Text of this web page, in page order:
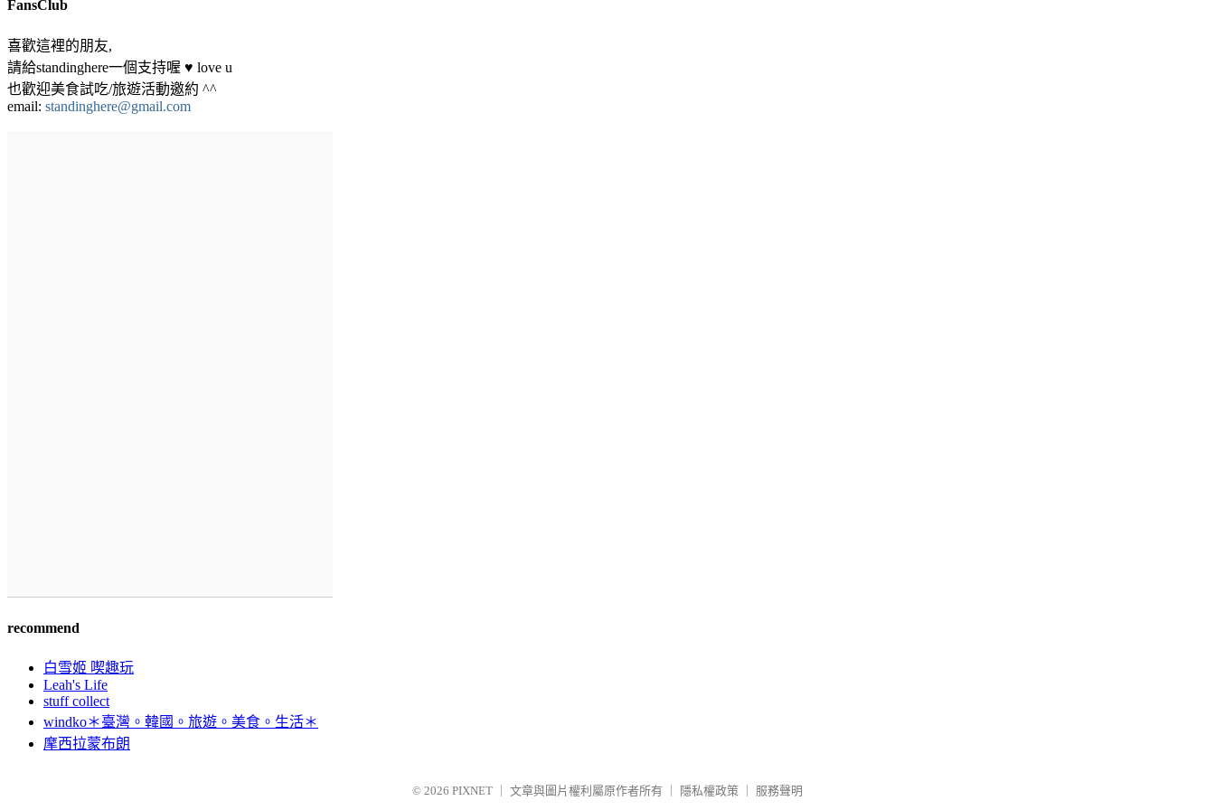
FansClub
喜歡這裡的朋友,
請給standinghere一個支持喔 ♥ love u
也歡迎美食試吃/旅遊活動邀約 ^^
email: standinghere@gmail.com
recommend
白雪姬 喫趣玩
Leah's Life
stuff collect
windko＊臺灣。韓國。旅遊。美食。生活＊
摩西拉蒙布朗
© 2026 PIXNET 文章與圖片權利屬原作者所有 隱私權政策 服務聲明